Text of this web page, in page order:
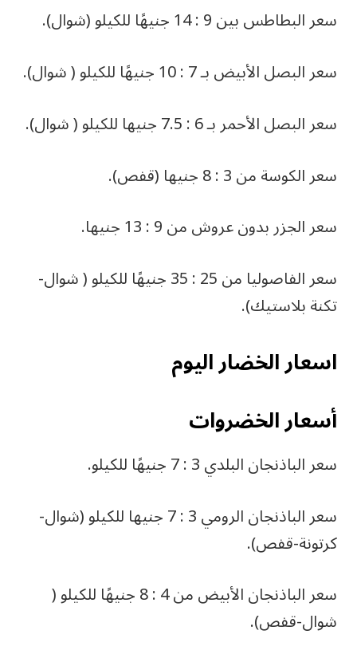
سعر البطاطس بين 9 : 14 جنيهًا للكيلو (شوال).
سعر البصل الأبيض بـ 7 : 10 جنيهًا للكيلو ( شوال).
سعر البصل الأحمر بـ 6 : 7.5 جنيها للكيلو ( شوال).
سعر الكوسة من 3 : 8 جنيها (قفص).
سعر الجزر بدون عروش من 9 : 13 جنيها.
سعر الفاصوليا من 25 : 35 جنيهًا للكيلو ( شوال-
تكنة بلاستيك).
اسعار الخضار اليوم
أسعار الخضروات
سعر الباذنجان البلدي 3 : 7 جنيهًا للكيلو.
سعر الباذنجان الرومي 3 : 7 جنيها للكيلو (شوال-
كرتونة-قفص).
سعر الباذنجان الأبيض من 4 : 8 جنيهًا للكيلو (
شوال-قفص).